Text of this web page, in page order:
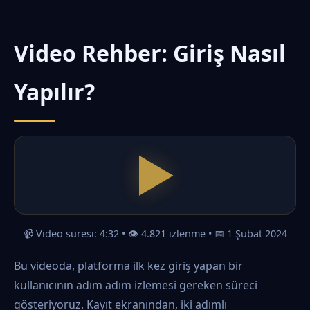
Video Rehber: Giriş Nasıl
Yapılır?
📹 Video süresi: 4:32 • 👁️ 4.821 izlenme • 📅 1 Şubat 2024
Bu videoda, platforma ilk kez giriş yapan bir
kullanıcının adım adım izlemesi gereken süreci
gösteriyoruz. Kayıt ekranından, iki adımlı